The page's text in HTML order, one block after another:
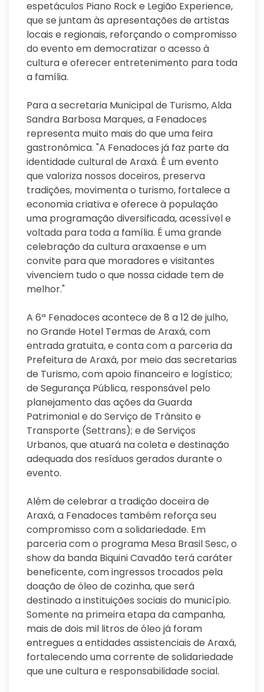
espetáculos Piano Rock e Legião Experience,
que se juntam às apresentações de artistas
locais e regionais, reforçando o compromisso
do evento em democratizar o acesso à
cultura e oferecer entretenimento para toda
a família.
Para a secretaria Municipal de Turismo, Alda
Sandra Barbosa Marques, a Fenadoces
representa muito mais do que uma feira
gastronômica. "A Fenadoces já faz parte da
identidade cultural de Araxá. É um evento
que valoriza nossos doceiros, preserva
tradições, movimenta o turismo, fortalece a
economia criativa e oferece à população
uma programação diversificada, acessível e
voltada para toda a família. É uma grande
celebração da cultura araxaense e um
convite para que moradores e visitantes
vivenciem tudo o que nossa cidade tem de
melhor."
A 6ª Fenadoces acontece de 8 a 12 de julho,
no Grande Hotel Termas de Araxá, com
entrada gratuita, e conta com a parceria da
Prefeitura de Araxá, por meio das secretarias
de Turismo, com apoio financeiro e logístico;
de Segurança Pública, responsável pelo
planejamento das ações da Guarda
Patrimonial e do Serviço de Trânsito e
Transporte (Settrans); e de Serviços
Urbanos, que atuará na coleta e destinação
adequada dos resíduos gerados durante o
evento.
Além de celebrar a tradição doceira de
Araxá, a Fenadoces também reforça seu
compromisso com a solidariedade. Em
parceria com o programa Mesa Brasil Sesc, o
show da banda Biquini Cavadão terá caráter
beneficente, com ingressos trocados pela
doação de óleo de cozinha, que será
destinado a instituições sociais do município.
Somente na primeira etapa da campanha,
mais de dois mil litros de óleo já foram
entregues a entidades assistenciais de Araxá,
fortalecendo uma corrente de solidariedade
que une cultura e responsabilidade social.